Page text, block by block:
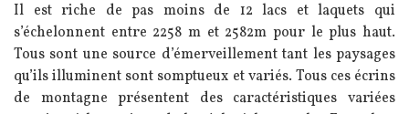
Il est riche de pas moins de 12 lacs et laquets qui
s’échelonnent entre 2258 m et 2582m pour le plus haut.
Tous sont une source d’émerveillement tant les paysages
qu’ils illuminent sont somptueux et variés. Tous ces écrins
de montagne présentent des caractéristiques variées